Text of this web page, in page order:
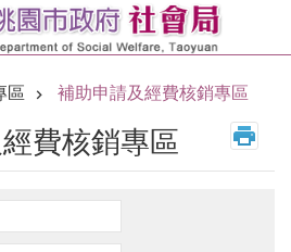
區 補助申請及經費核銷專區
費核銷專區